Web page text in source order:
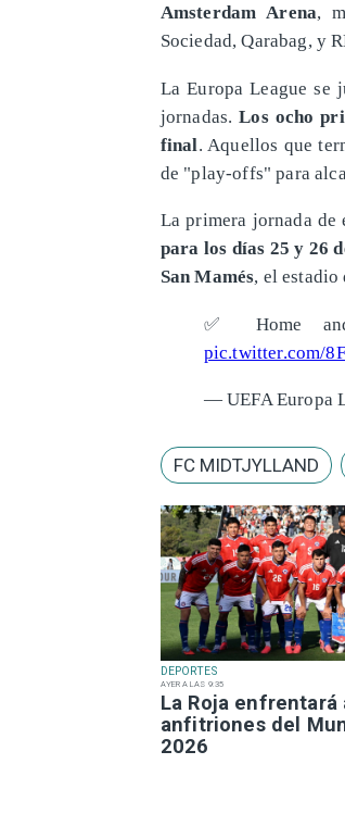
DEPORTES
AYER A LAS 9:35
La Roja enfrentará
anfitriones del
2026
Amsterdam Arena,
Sociedad, Qarabag, y
La Europa League se
jornadas.Los ocho
final. Aquellos que
de "play-offs" para
La primera jornada de
para los días 25 y 26
San Mamés, el
✅ Home
pic.twitter.com/
— UEFA Europa
FC MIDTJYLLAND